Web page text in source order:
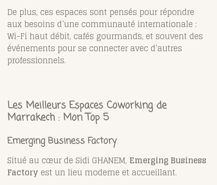
De plus, ces espaces sont pensés pour répondre
aux besoins d’une communauté internationale :
Wi-Fi haut débit, cafés gourmands, et souvent des
événements pour se connecter avec d’autres
professionnels.
Les Meilleurs Espaces Coworking de
Marrakech : Mon Top 5
Emerging Business Factory
Situé au cœur de Sidi GHANEM, Emerging Business
Factory est un lieu moderne et accueillant.